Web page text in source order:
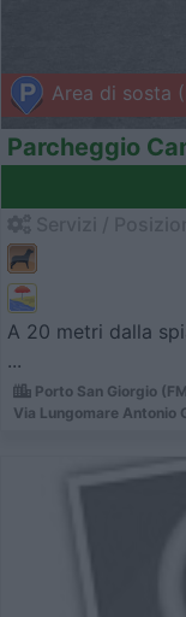
Area di sosta
Parcheggio
A 20 metri dalla
...
Porto San Giorgio
Via Lungomare Antonio